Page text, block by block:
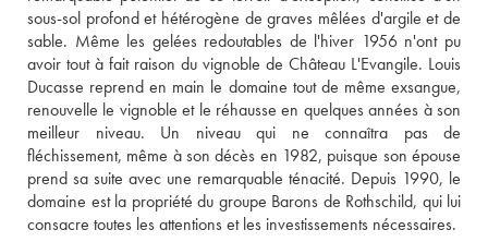
sous-sol profond et hétérogène de graves mêlées d'argile et de
sable. Même les gelées redoutables de l'hiver 1956 n'ont pu
avoir tout à fait raison du vignoble de Château L'Evangile. Louis
Ducasse reprend en main le domaine tout de même exsangue,
renouvelle le vignoble et le réhausse en quelques années à son
meilleur niveau. Un niveau qui ne connaîtra pas de
fléchissement, même à son décès en 1982, puisque son épouse
prend sa suite avec une remarquable ténacité. Depuis 1990, le
domaine est la propriété du groupe Barons de Rothschild, qui lui
consacre toutes les attentions et les investissements nécessaires.